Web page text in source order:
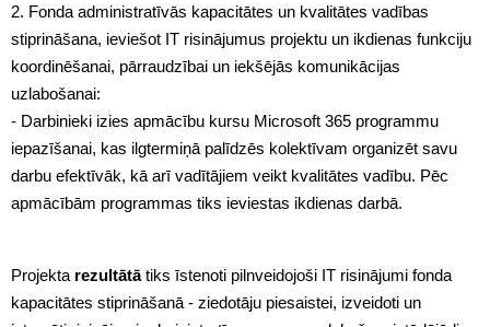
2. Fonda administratīvās kapacitātes un kvalitātes vadības
stiprināšana, ieviešot IT risinājumus projektu un ikdienas funkciju
koordinēšanai, pārraudzībai un iekšējās komunikācijas
uzlabošanai:
- Darbinieki izies apmācību kursu Microsoft 365 programmu
iepazīšanai, kas ilgtermiņā palīdzēs kolektīvam organizēt savu
darbu efektīvāk, kā arī vadītājiem veikt kvalitātes vadību. Pēc
apmācībām programmas tiks ieviestas ikdienas darbā.
Projekta rezultātātiks īstenoti pilnveidojoši IT risinājumi fonda
kapacitātes stiprināšanā - ziedotāju piesaistei, izveidoti un